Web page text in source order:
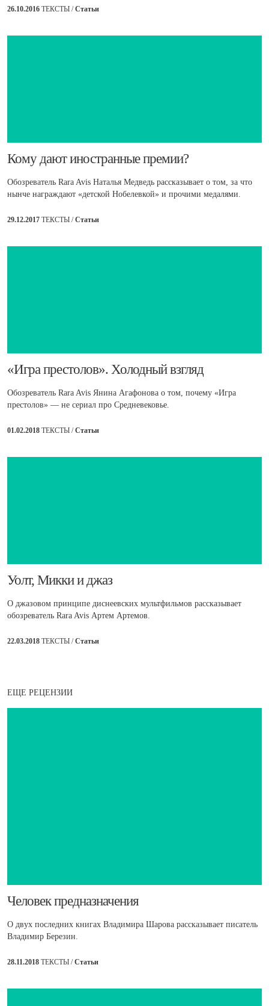
26.10.2016 ТЕКСТЫ /Статьи
​Кому дают иностранные премии?
Обозреватель Rara Avis Наталья Медведь рассказывает о том, за что
нынче награждают «детской Нобелевкой» и прочими медалями.
29.12.2017 ТЕКСТЫ /Статьи
​«Игра престолов». Холодный взгляд
Обозреватель Rara Avis Янина Агафонова о том, почему «Игра
престолов» — не сериал про Средневековье.
01.02.2018 ТЕКСТЫ /Статьи
​Уолт, Микки и джаз
О джазовом принципе диснеевских мультфильмов рассказывает
обозреватель Rara Avis Артем Артемов.
22.03.2018 ТЕКСТЫ /Статьи
ЕЩЕ РЕЦЕНЗИИ
​Человек предназначения
О двух последних книгах Владимира Шарова рассказывает писатель
Владимир Березин.
28.11.2018 ТЕКСТЫ /Статьи